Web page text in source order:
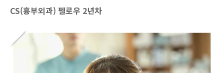
CS(흉부외과) 펠로우 2년차